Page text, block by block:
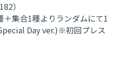
）
＋集合1種よりランダムにて1
Day ver.)※初回プレス